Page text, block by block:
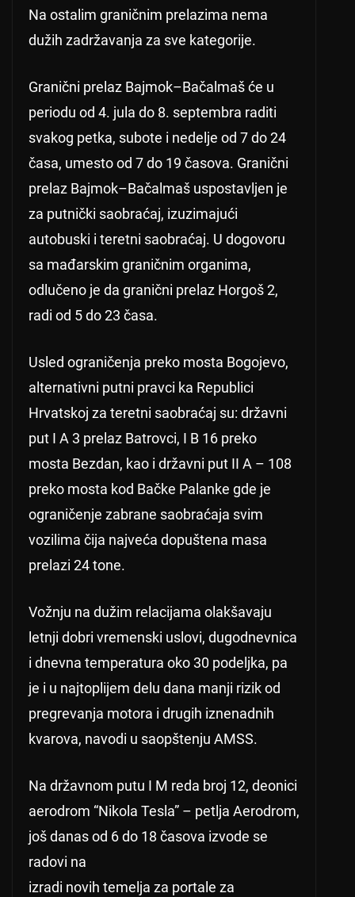
Na ostalim graničnim prelazima nema
dužih zadržavanja za sve kategorije.
Granični prelaz Bajmok–Bačalmaš će u
periodu od 4. jula do 8. septembra raditi
svakog petka, subote i nedelje od 7 do 24
časa, umesto od 7 do 19 časova. Granični
prelaz Bajmok–Bačalmaš uspostavljen je
za putnički saobraćaj, izuzimajući
autobuski i teretni saobraćaj. U dogovoru
sa mađarskim graničnim organima,
odlučeno je da granični prelaz Horgoš 2,
radi od 5 do 23 časa.
Usled ograničenja preko mosta Bogojevo,
alternativni putni pravci ka Republici
Hrvatskoj za teretni saobraćaj su: državni
put I A 3 prelaz Batrovci, I B 16 preko
mosta Bezdan, kao i državni put II A – 108
preko mosta kod Bačke Palanke gde je
ograničenje zabrane saobraćaja svim
vozilima čija najveća dopuštena masa
prelazi 24 tone.
Vožnju na dužim relacijama olakšavaju
letnji dobri vremenski uslovi, dugodnevnica
i dnevna temperatura oko 30 podeljka, pa
je i u najtoplijem delu dana manji rizik od
pregrevanja motora i drugih iznenadnih
kvarova, navodi u saopštenju AMSS.
Na državnom putu I M reda broj 12, deonici
aerodrom “Nikola Tesla” – petlja Aerodrom,
još danas od 6 do 18 časova izvode se
radovi na
izradi novih temelja za portale za